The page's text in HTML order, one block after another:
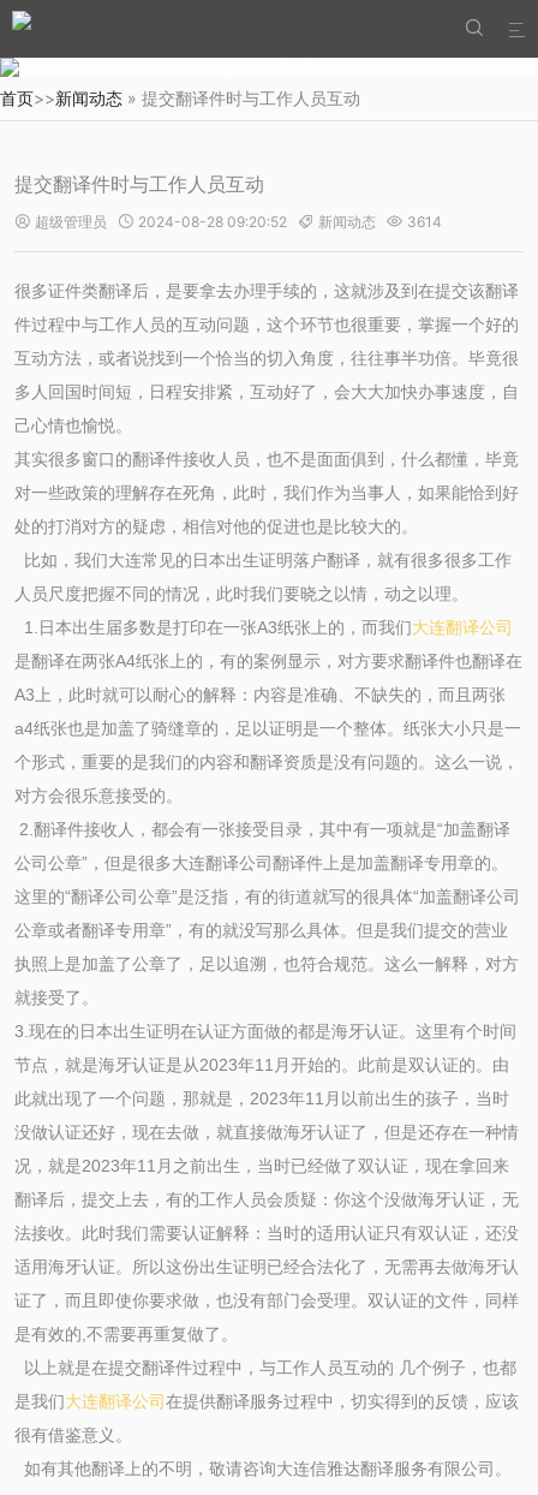


新闻动态
首页>>新闻动态 » 提交翻译件时与工作人员互动
提交翻译件时与工作人员互动
 超级管理员  2024-08-28 09:20:52  新闻动态  3614
很多证件类翻译后，是要拿去办理手续的，这就涉及到在提交该翻译
件过程中与工作人员的互动问题，这个环节也很重要，掌握一个好的
互动方法，或者说找到一个恰当的切入角度，往往事半功倍。毕竟很
多人回国时间短，日程安排紧，互动好了，会大大加快办事速度，自
己心情也愉悦。
其实很多窗口的翻译件接收人员，也不是面面俱到，什么都懂，毕竟
对一些政策的理解存在死角，此时，我们作为当事人，如果能恰到好
处的打消对方的疑虑，相信对他的促进也是比较大的。
比如，我们大连常见的日本出生证明落户翻译，就有很多很多工作
人员尺度把握不同的情况，此时我们要晓之以情，动之以理。
1.日本出生届多数是打印在一张A3纸张上的，而我们大连翻译公司
是翻译在两张A4纸张上的，有的案例显示，对方要求翻译件也翻译在
A3上，此时就可以耐心的解释：内容是准确、不缺失的，而且两张
a4纸张也是加盖了骑缝章的，足以证明是一个整体。纸张大小只是一
个形式，重要的是我们的内容和翻译资质是没有问题的。这么一说，
对方会很乐意接受的。
2.翻译件接收人，都会有一张接受目录，其中有一项就是“加盖翻译
公司公章”，但是很多大连翻译公司翻译件上是加盖翻译专用章的。
这里的“翻译公司公章”是泛指，有的街道就写的很具体“加盖翻译公司
公章或者翻译专用章”，有的就没写那么具体。但是我们提交的营业
执照上是加盖了公章了，足以追溯，也符合规范。这么一解释，对方
就接受了。
3.现在的日本出生证明在认证方面做的都是海牙认证。这里有个时间
节点，就是海牙认证是从2023年11月开始的。此前是双认证的。由
此就出现了一个问题，那就是，2023年11月以前出生的孩子，当时
没做认证还好，现在去做，就直接做海牙认证了，但是还存在一种情
况，就是2023年11月之前出生，当时已经做了双认证，现在拿回来
翻译后，提交上去，有的工作人员会质疑：你这个没做海牙认证，无
法接收。此时我们需要认证解释：当时的适用认证只有双认证，还没
适用海牙认证。所以这份出生证明已经合法化了，无需再去做海牙认
证了，而且即使你要求做，也没有部门会受理。双认证的文件，同样
是有效的,不需要再重复做了。
以上就是在提交翻译件过程中，与工作人员互动的 几个例子，也都
是我们大连翻译公司在提供翻译服务过程中，切实得到的反馈，应该
很有借鉴意义。
如有其他翻译上的不明，敬请咨询大连信雅达翻译服务有限公司。